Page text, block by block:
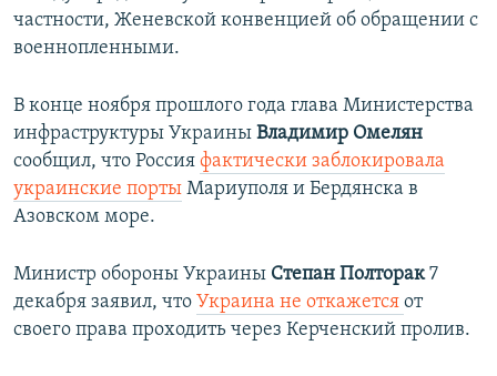
частности, Женевской конвенцией об обращении с
военнопленными.
В конце ноября прошлого года глава Министерства
инфраструктуры Украины Владимир Омелян
сообщил, что Россия фактически заблокировала
украинские порты Мариуполя и Бердянска в
Азовском море.
Министр обороны Украины Степан Полторак7
декабря заявил, что Украина не откажется от
своего права проходить через Керченский пролив.